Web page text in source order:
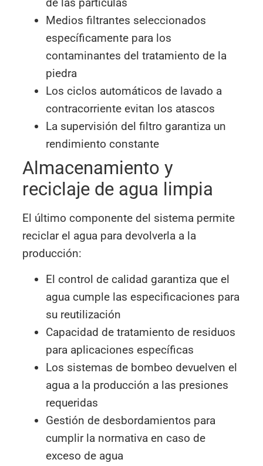
Medios filtrantes seleccionados
específicamente para los
contaminantes del tratamiento de la
piedra
Los ciclos automáticos de lavado a
contracorriente evitan los atascos
La supervisión del filtro garantiza un
rendimiento constante
Almacenamiento y
reciclaje de agua limpia
El último componente del sistema permite
reciclar el agua para devolverla a la
producción:
El control de calidad garantiza que el
agua cumple las especificaciones para
su reutilización
Capacidad de tratamiento de residuos
para aplicaciones específicas
Los sistemas de bombeo devuelven el
agua a la producción a las presiones
requeridas
Gestión de desbordamientos para
cumplir la normativa en caso de
exceso de agua